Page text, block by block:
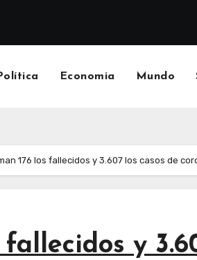
Economia Mundo
176 los fallecidos y 3.607 los casos de
fallecidos y